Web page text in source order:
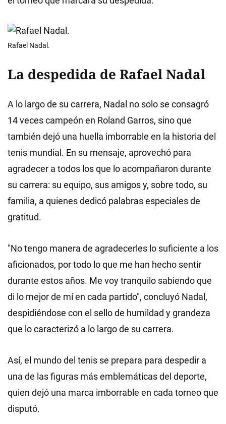
Rafael Nadal.
La despedida de Rafael Nadal
A lo largo de su carrera, Nadal no solo se consagró
14 veces campeón en Roland Garros, sino que
también dejó una huella imborrable en la historia del
tenis mundial. En su mensaje, aprovechó para
agradecer a todos los que lo acompañaron durante
su carrera: su equipo, sus amigos y, sobre todo, su
familia, a quienes dedicó palabras especiales de
gratitud.
"No tengo manera de agradecerles lo suficiente a los
aficionados, por todo lo que me han hecho sentir
durante estos años. Me voy tranquilo sabiendo que
di lo mejor de mí en cada partido", concluyó Nadal,
despidiéndose con el sello de humildad y grandeza
que lo caracterizó a lo largo de su carrera.
Así, el mundo del tenis se prepara para despedir a
una de las figuras más emblemáticas del deporte,
quien dejó una marca imborrable en cada torneo que
disputó.